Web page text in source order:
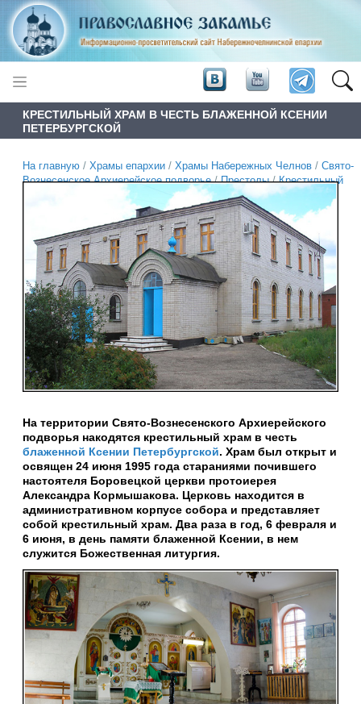
КРЕСТИЛЬНЫЙ ХРАМ В ЧЕСТЬ БЛАЖЕННОЙ КСЕНИИ
ПЕТЕРБУРГСКОЙ
На главную / Храмы епархии / Храмы Набережных Челнов / Свято-
Вознесенское Архиерейское подворье/Престолы/Крестильный
храм в честь блаженной Ксении Петербургской
На территории Свято-Вознесенского Архиерейского
подворья накодятся крестильный храм в честь
блаженной Ксении Петербургской. Храм был открыт и
освящен 24 июня 1995 года стараниями почившего
настоятеля Боровецкой церкви протоиерея
Александра Кормышакова. Церковь находится в
административном корпусе собора и представляет
собой крестильный храм. Два раза в год, 6 февраля и
6 июня, в день памяти блаженной Ксении, в нем
служится Божественная литургия.